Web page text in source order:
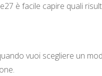
è facile capire quali
vuoi scegliere un